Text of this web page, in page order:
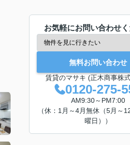
お気軽にお問い合わせ
無料お問い合わせ
賃貸のマサキ (正木商事株式
0120-275-
AM9:30～PM7:00
（休：1月～4月無休（5月～
曜日））